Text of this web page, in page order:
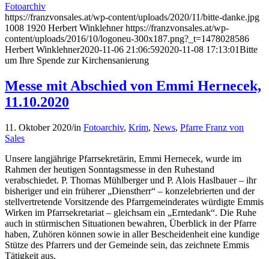
Fotoarchiv
https://franzvonsales.at/wp-content/uploads/2020/11/bitte-danke.jpg
1008 1920 Herbert Winklehner https://franzvonsales.at/wp-
content/uploads/2016/10/logoneu-300x187.png?_t=1478028586
Herbert Winklehner2020-11-06 21:06:592020-11-08 17:13:01Bitte
um Ihre Spende zur Kirchensanierung
Messe mit Abschied von Emmi Hernecek,
11.10.2020
11. Oktober 2020/in Fotoarchiv, Krim, News, Pfarre Franz von
Sales
Unsere langjährige Pfarrsekretärin, Emmi Hernecek, wurde im
Rahmen der heutigen Sonntagsmesse in den Ruhestand
verabschiedet. P. Thomas Mühlberger und P. Alois Haslbauer – ihr
bisheriger und ein früherer „Dienstherr“ – konzelebrierten und der
stellvertretende Vorsitzende des Pfarrgemeinderates würdigte Emmis
Wirken im Pfarrsekretariat – gleichsam ein „Erntedank“. Die Ruhe
auch in stürmischen Situationen bewahren, Überblick in der Pfarre
haben, Zuhören können sowie in aller Bescheidenheit eine kundige
Stütze des Pfarrers und der Gemeinde sein, das zeichnete Emmis
Tätigkeit aus.